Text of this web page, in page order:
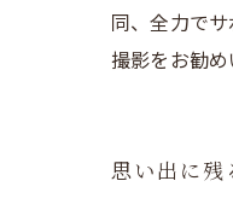
同、全力で
撮影をお勧め
思い出に残